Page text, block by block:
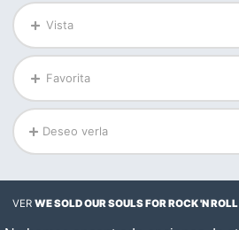
Vista
Favorita
Deseo verla
VERWE SOLD OUR SOULS FOR ROCK 'N ROLL